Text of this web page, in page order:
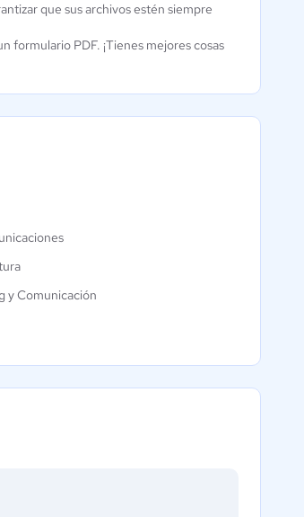
que sus archivos estén siempre
formulario PDF. ¡Tienes mejores cosas
y Comunicación